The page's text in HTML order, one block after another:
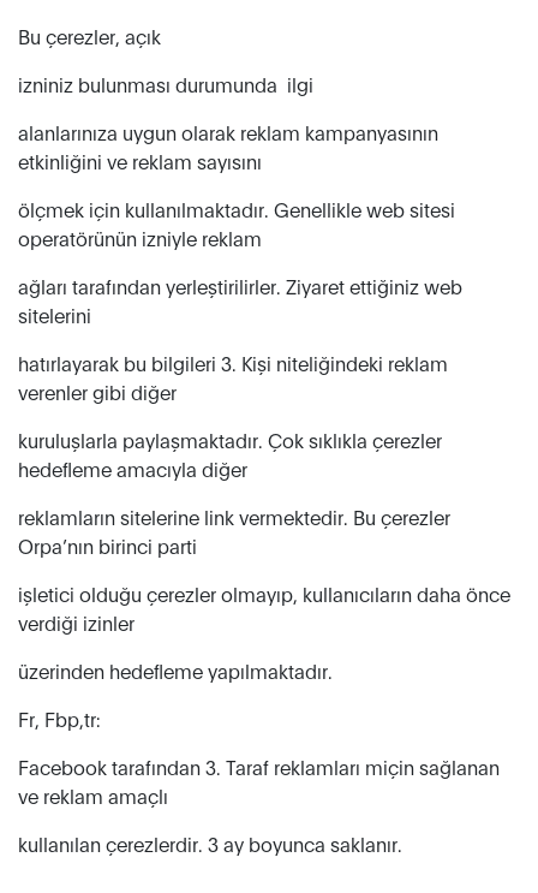
Bu çerezler, açık
izniniz bulunması durumunda ilgi
alanlarınıza uygun olarak reklam kampanyasının
etkinliğini ve reklam sayısını
ölçmek için kullanılmaktadır. Genellikle web sitesi
operatörünün izniyle reklam
ağları tarafından yerleştirilirler. Ziyaret ettiğiniz web
sitelerini
hatırlayarak bu bilgileri 3. Kişi niteliğindeki reklam
verenler gibi diğer
kuruluşlarla paylaşmaktadır. Çok sıklıkla çerezler
hedefleme amacıyla diğer
reklamların sitelerine link vermektedir. Bu çerezler
Orpa’nın birinci parti
işletici olduğu çerezler olmayıp, kullanıcıların daha önce
verdiği izinler
üzerinden hedefleme yapılmaktadır.
Fr, Fbp,tr:
Facebook tarafından 3. Taraf reklamları miçin sağlanan
ve reklam amaçlı
kullanılan çerezlerdir. 3 ay boyunca saklanır.